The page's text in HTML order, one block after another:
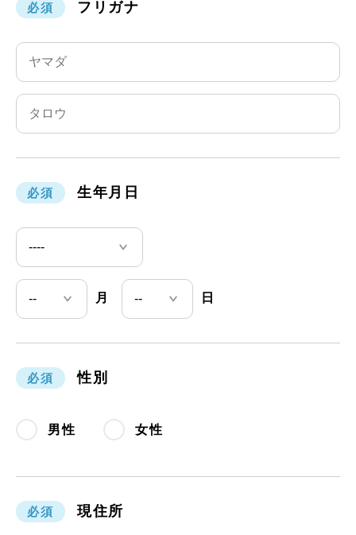
受付時間 月曜日～金曜日 9:00～17:00
必須 フリガナ
必須 生年月日
月 日
必須 性別
男性 女性
必須 現住所